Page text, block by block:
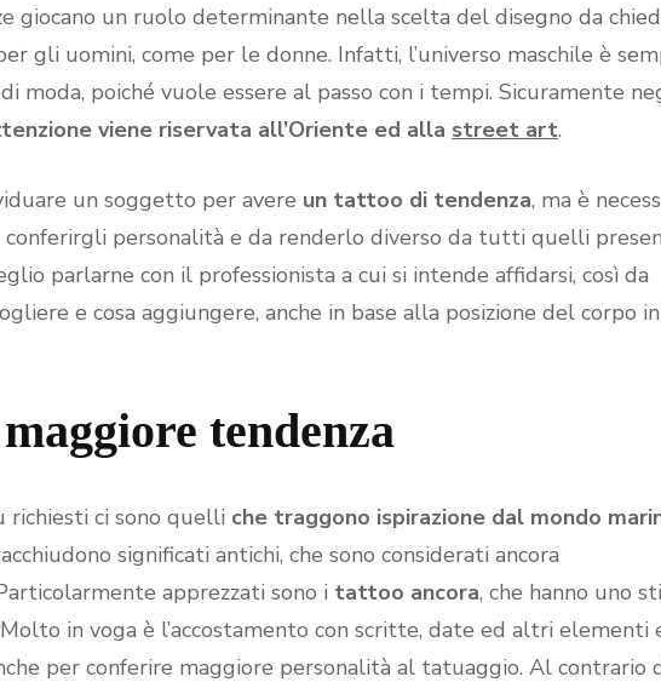
giocano un ruolo determinante nella scelta del disegno da
gli uomini, come per le donne. Infatti, l’universo maschile è
moda, poiché vuole essere al passo con i tempi. Sicuramente
viene riservata all’Oriente ed alla street art.
un soggetto per avere un tattoo di tendenza, ma è
conferirgli personalità e da renderlo diverso da tutti quelli
parlarne con il professionista a cui si intende affidarsi, così da
e cosa aggiungere, anche in base alla posizione del corpo
tendenza
richiesti ci sono quelli che traggono ispirazione dal mondo
significati antichi, che sono considerati ancora
apprezzati sono i tattoo ancora, che hanno uno
in voga è l’accostamento con scritte, date ed altri elementi
per conferire maggiore personalità al tatuaggio. Al contrario